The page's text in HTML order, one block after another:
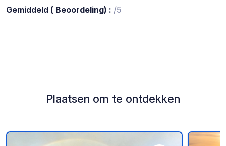
Gemiddeld ( Beoordeling) : /5
Plaatsen om te ontdekken